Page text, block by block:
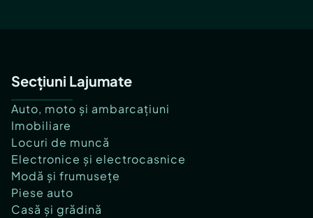
Secțiuni Lajumate
Auto, moto și ambarcațiuni
Imobiliare
Locuri de muncă
Electronice și electrocasnice
Modă și frumusețe
Piese auto
Casă și grădină